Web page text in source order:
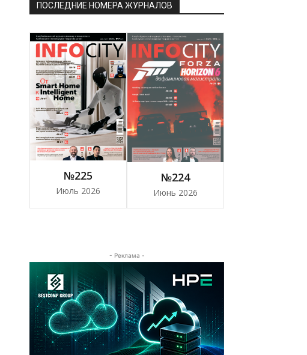
ПОСЛЕДНИЕ НОМЕРА ЖУРНАЛОВ
№225
Июль 2026
№224
Июнь 2026
- Реклама -